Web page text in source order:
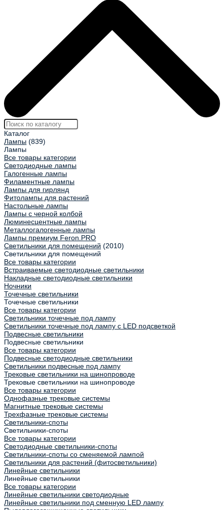
Каталог
Лампы (839)
Лампы
Все товары категории
Светодиодные лампы
Галогенные лампы
Филаментные лампы
Лампы для гирлянд
Фитолампы для растений
Настольные лампы
Лампы с черной колбой
Люминесцентные лампы
Металлогалогенные лампы
Лампы премиум Feron.PRO
Светильники для помещений (2010)
Светильники для помещений
Все товары категории
Встраиваемые светодиодные светильники
Накладные светодиодные светильники
Ночники
Точечные светильники
Точечные светильники
Все товары категории
Светильники точечные под лампу
Светильники точечные под лампу с LED подсветкой
Подвесные светильники
Подвесные светильники
Все товары категории
Подвесные светодиодные светильники
Светильники подвесные под лампу
Трековые светильники на шинопроводе
Трековые светильники на шинопроводе
Все товары категории
Однофазные трековые системы
Магнитные трековые системы
Трехфазные трековые системы
Светильники-споты
Светильники-споты
Все товары категории
Светодиодные светильники-споты
Светильники-споты со сменяемой лампой
Светильники для растений (фитосветильники)
Линейные светильники
Линейные светильники
Все товары категории
Линейные светильники светодиодные
Линейные светильники под сменную LED лампу